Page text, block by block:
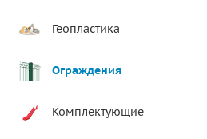
Геопластика
Ограждения
Комплектующие